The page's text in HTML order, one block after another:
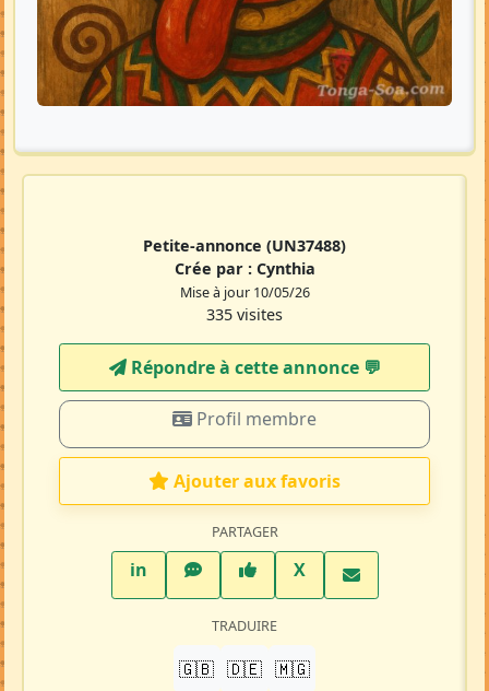
Petite-annonce (UN37488)
Crée par : Cynthia
Mise à jour 10/05/26
335 visites
Répondre à cette annonce 💬​
Profil membre
Ajouter aux favoris
PARTAGER
inLinkedInWhatsAppFacebook
XTwitter X
TRADUIRE
🇬🇧 🇩🇪 🇲🇬